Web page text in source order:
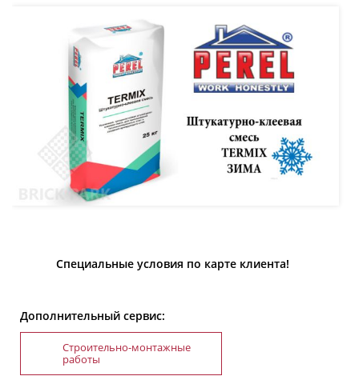
Специальные условия по карте клиента!
Дополнительный сервис:
Строительно-монтажные
работы